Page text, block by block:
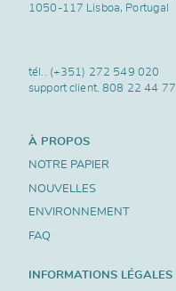
1050-117 Lisboa, Portugal
tél.. (+351) 272 549 020
support client.808 22 44 77
À PROPOS
NOTRE PAPIER
NOUVELLES
ENVIRONNEMENT
FAQ
INFORMATIONS LÉGALES